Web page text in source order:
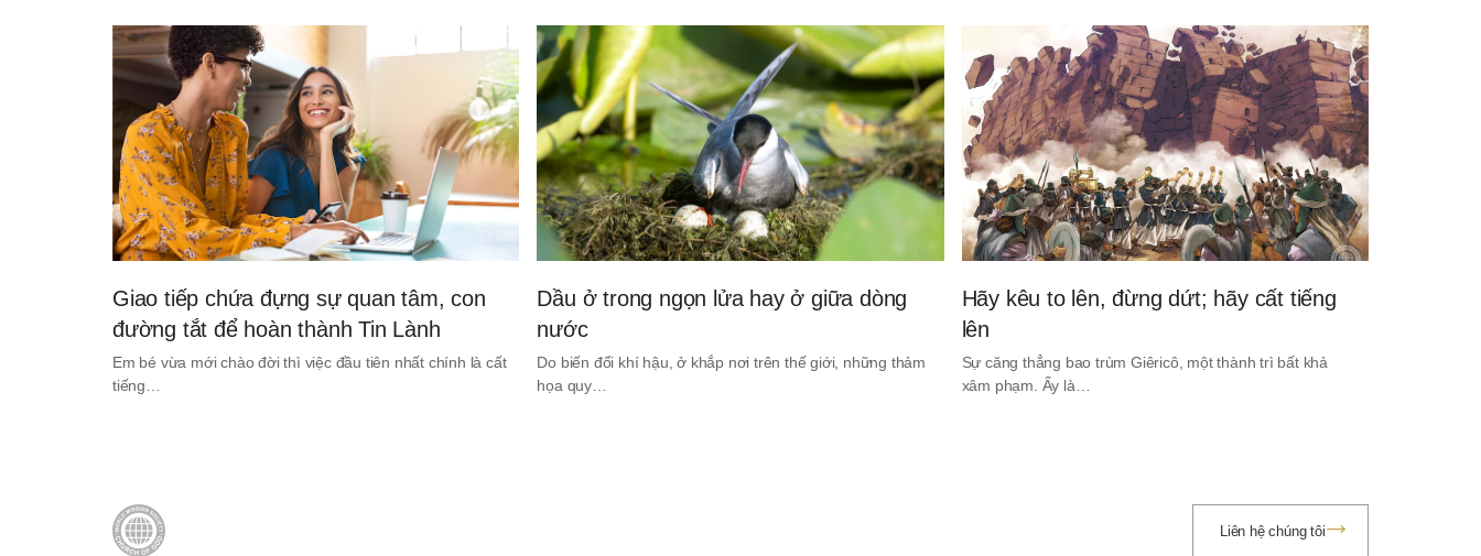
Giao tiếp chứa đựng sự quan tâm, con
đường tắt để hoàn thành Tin Lành
Em bé vừa mới chào đời thì việc đầu tiên nhất chính là cất
tiếng…
Dầu ở trong ngọn lửa hay ở giữa dòng
nước
Do biến đổi khí hậu, ở khắp nơi trên thế giới, những thảm
họa quy…
Hãy kêu to lên, đừng dứt; hãy cất tiếng
lên
Sự căng thẳng bao trùm Giêricô, một thành trì bất khả
xâm phạm. Ấy là…
Liên hệ chúng tôi